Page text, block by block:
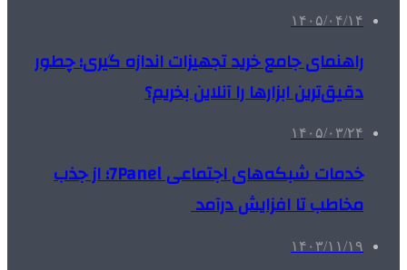
۱۴۰۵/۰۴/۱۴
راهنمای جامع خرید تجهیزات اندازه گیری؛ چطور
دقیق‌ترین ابزارها را آنلاین بخریم؟
۱۴۰۵/۰۳/۲۴
خدمات شبکه‌های اجتماعی 7Panel؛ از جذب
مخاطب تا افزایش درآمد
۱۴۰۳/۱۱/۱۹